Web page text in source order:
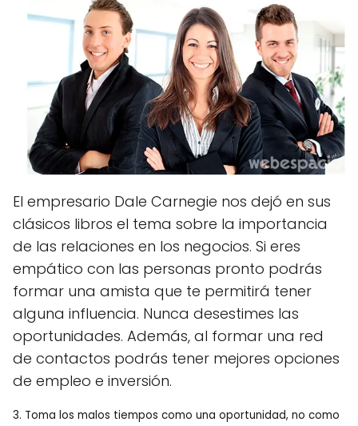
El empresario Dale Carnegie nos dejó en sus
clásicos libros el tema sobre la importancia
de las relaciones en los negocios. Si eres
empático con las personas pronto podrás
formar una amista que te permitirá tener
alguna influencia. Nunca desestimes las
oportunidades. Además, al formar una red
de contactos podrás tener mejores opciones
de empleo e inversión.
3. Toma los malos tiempos como una oportunidad, no como